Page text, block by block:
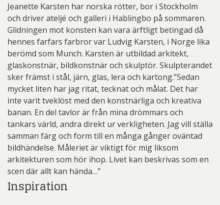
Jeanette Karsten har norska rötter, bor i Stockholm
och driver ateljé och galleri i Hablingbo på sommaren.
Glidningen mot konsten kan vara ärftligt betingad då
hennes farfars farbror var Ludvig Karsten, i Norge lika
berömd som Munch. Karsten är utbildad arkitekt,
glaskonstnär, bildkonstnär och skulptör. Skulpterandet
sker främst i stål, järn, glas, lera och kartong.”Sedan
mycket liten har jag ritat, tecknat och målat. Det har
inte varit tveklöst med den konstnärliga och kreativa
banan. En del tavlor är från mina drömmars och
tankars värld, andra direkt ur verkligheten. Jag vill ställa
samman färg och form till en många gånger oväntad
bildhändelse. Måleriet är viktigt för mig liksom
arkitekturen som hör ihop. Livet kan beskrivas som en
scen där allt kan hända…”
Inspiration